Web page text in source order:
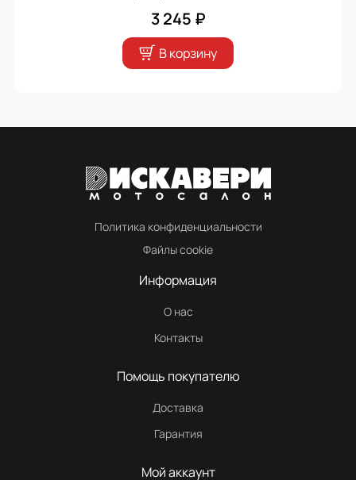
3 245 ₽
В корзину
Политика конфиденциальности
Файлы cookie
Информация
О нас
Контакты
Помощь покупателю
Доставка
Гарантия
Мой аккаунт